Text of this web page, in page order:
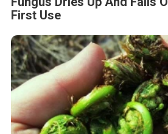
First Use